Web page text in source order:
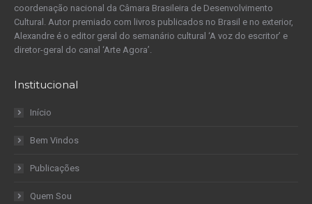
coordenação nacional da Câmara Brasileira de Desenvolvimento
Cultural. Autor premiado com livros publicados no Brasil e no exterior,
Alexandre é o editor geral do semanário cultural ‘A voz do escritor’ e
diretor-geral do canal ‘Arte Agora’.
Institucional
Início
Bem Vindos
Publicações
Quem Sou